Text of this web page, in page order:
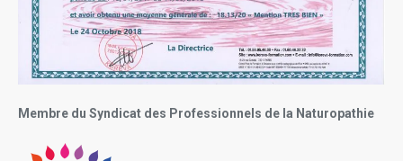
Membre du Syndicat des Professionnels de la Naturopathie